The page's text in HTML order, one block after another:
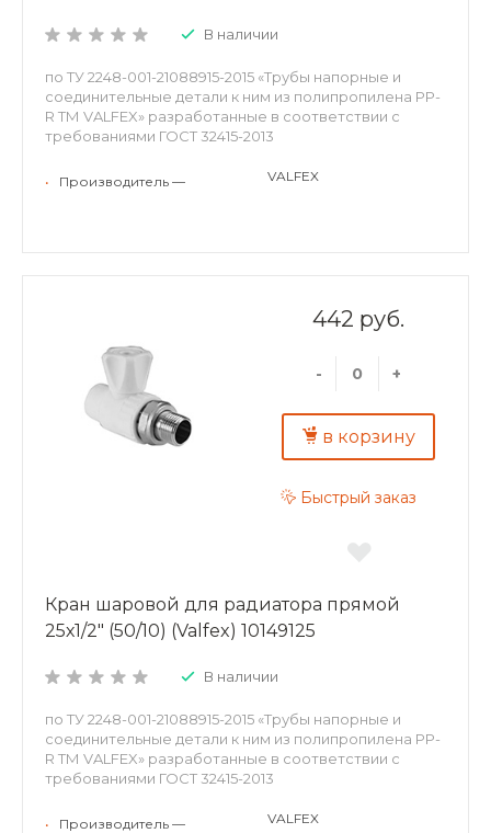
В наличии
по ТУ 2248-001-21088915-2015 «Трубы напорные и
соединительные детали к ним из полипропилена PP-
R ТМ VALFEX» разработанные в соответствии с
требованиями ГОСТ 32415-2013
• Производитель — VALFEX
442 руб.
- +
в корзину
Быстрый заказ
Кран шаровой для радиатора прямой
25х1/2" (50/10) (Valfex) 10149125
В наличии
по ТУ 2248-001-21088915-2015 «Трубы напорные и
соединительные детали к ним из полипропилена PP-
R ТМ VALFEX» разработанные в соответствии с
требованиями ГОСТ 32415-2013
• Производитель — VALFEX